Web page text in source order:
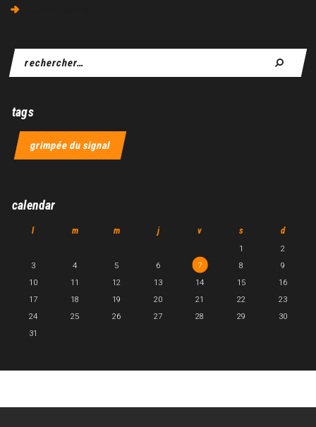
tags
grimpée du signal
calendar
l m m j v s d
1
2
3
4 5 6 7 8
9
10
11 12 13 14 15
16
17
18 19 20 21 22
23
24
25 26 27 28 29
30
31